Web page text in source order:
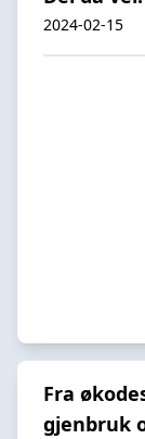
2024-02-15
Fra
gjenbruk